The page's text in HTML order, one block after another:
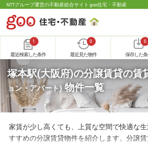
NTTグループ運営の不動産総合サイト goo住宅・不動産
1
最近検索した条件
0
最近見た物件
0
保存した
塚本駅(大阪府)の分譲賃貸の賃
ョン・アパート)物件一覧
家賃が少し高くても、上質な空間で快適な
すすめの分譲賃貸物件を紹介します。分譲